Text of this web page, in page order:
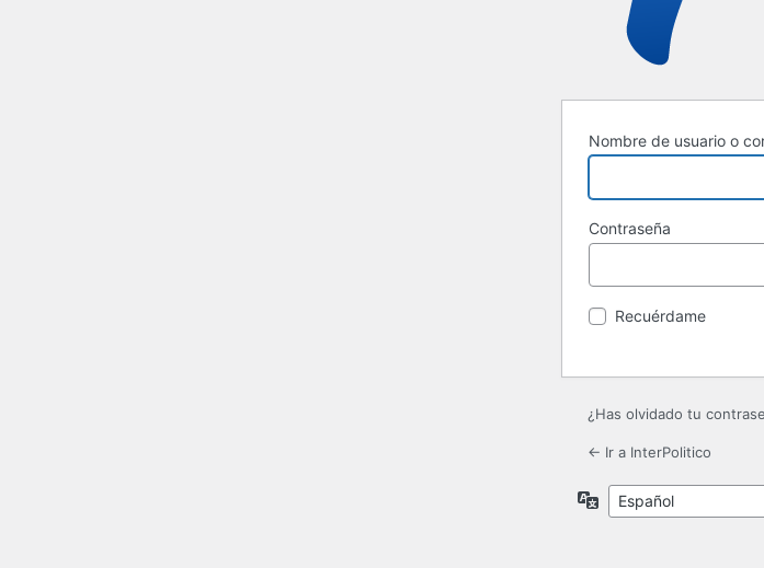
Nombre de usuario o
Contraseña
Recuérdame
¿Has olvidado tu
← Ir a InterPolitico
Idioma